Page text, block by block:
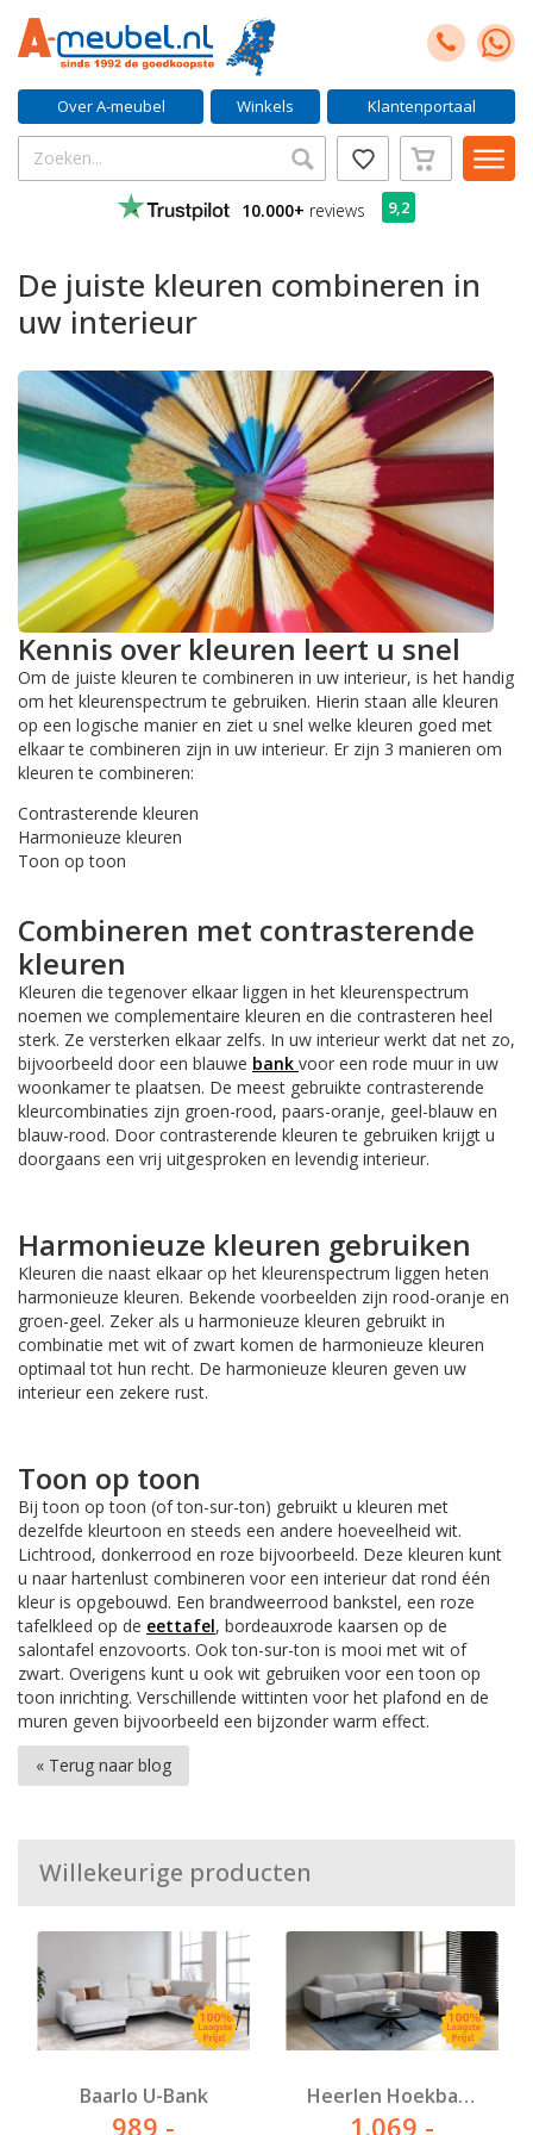
Over A-meubel Winkels Klantenportaal
10.000+ reviews 9,2
De juiste kleuren combineren in
uw interieur
Kennis over kleuren leert u snel
Om de juiste kleuren te combineren in uw interieur, is het handig
om het kleurenspectrum te gebruiken. Hierin staan alle kleuren
op een logische manier en ziet u snel welke kleuren goed met
elkaar te combineren zijn in uw interieur. Er zijn 3 manieren om
kleuren te combineren:
Contrasterende kleuren
Harmonieuze kleuren
Toon op toon
Combineren met contrasterende
kleuren
Kleuren die tegenover elkaar liggen in het kleurenspectrum
noemen we complementaire kleuren en die contrasteren heel
sterk. Ze versterken elkaar zelfs. In uw interieur werkt dat net zo,
bijvoorbeeld door een blauwe bank voor een rode muur in uw
woonkamer te plaatsen. De meest gebruikte contrasterende
kleurcombinaties zijn groen-rood, paars-oranje, geel-blauw en
blauw-rood. Door contrasterende kleuren te gebruiken krijgt u
doorgaans een vrij uitgesproken en levendig interieur.
Harmonieuze kleuren gebruiken
Kleuren die naast elkaar op het kleurenspectrum liggen heten
harmonieuze kleuren. Bekende voorbeelden zijn rood-oranje en
groen-geel. Zeker als u harmonieuze kleuren gebruikt in
combinatie met wit of zwart komen de harmonieuze kleuren
optimaal tot hun recht. De harmonieuze kleuren geven uw
interieur een zekere rust.
Toon op toon
Bij toon op toon (of ton-sur-ton) gebruikt u kleuren met
dezelfde kleurtoon en steeds een andere hoeveelheid wit.
Lichtrood, donkerrood en roze bijvoorbeeld. Deze kleuren kunt
u naar hartenlust combineren voor een interieur dat rond één
kleur is opgebouwd. Een brandweerrood bankstel, een roze
tafelkleed op de eettafel, bordeauxrode kaarsen op de
salontafel enzovoorts. Ook ton-sur-ton is mooi met wit of
zwart. Overigens kunt u ook wit gebruiken voor een toon op
toon inrichting. Verschillende wittinten voor het plafond en de
muren geven bijvoorbeeld een bijzonder warm effect.
« Terug naar blog
Willekeurige producten
Baarlo U-Bank
989 ,-
Heerlen Hoekbank
1.069 ,-